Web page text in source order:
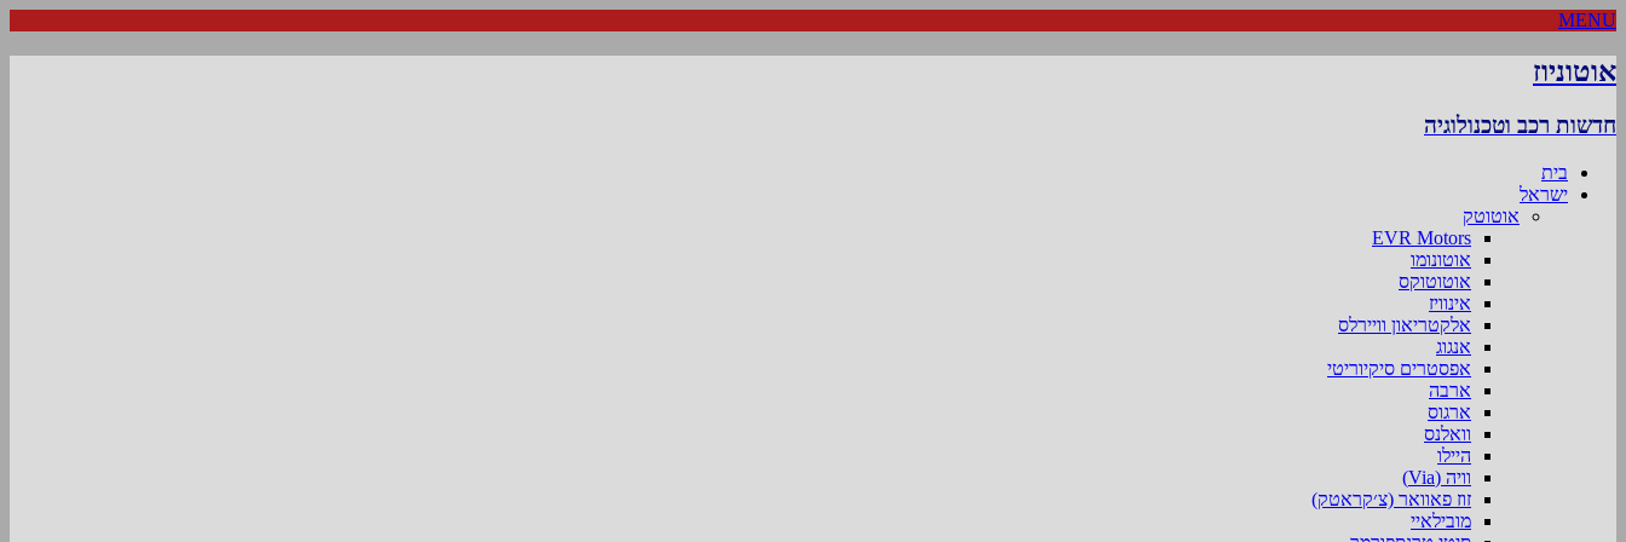
MENU
אוטוניוז
חדשות רכב וטכנולוגיה
בית
ישראל
אוטוטק
EVR Motors
אוטונומו
אוטוטוקס
אינוויז
אלקטריאון וויירלס
אנגוג
אפסטרים סיקיוריטי
ארבה
ארגוס
וואלנס
היילו
וויה (Via)
זוז פאוואר (צ׳קראטק)
מובילאיי